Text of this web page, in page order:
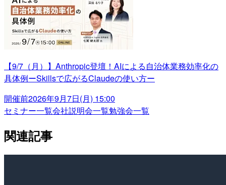
【9/7（月）】Anthropic登壇！AIによる自治体業務効率化の
具体例ーSkillsで広がるClaudeの使い方ー
開催前2026年9月7日(月) 15:00
セミナー一覧会社説明会一覧勉強会一覧
関連記事